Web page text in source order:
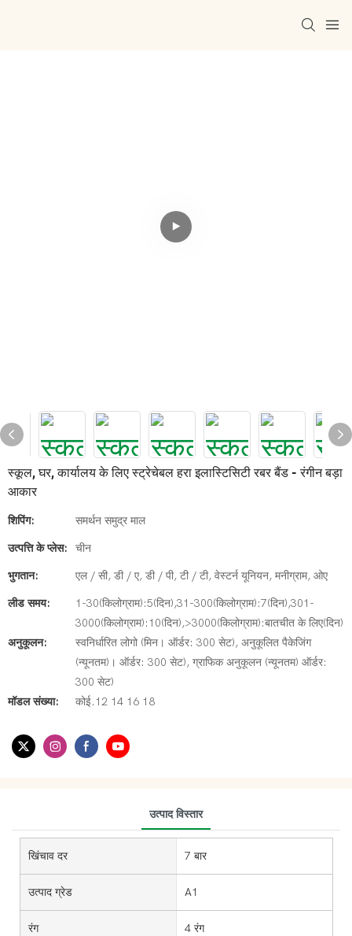
स्कूल, घर, कार्यालय के लिए स्ट्रेचेबल हरा इलास्टिसिटी रबर बैंड - रंगीन बड़ा
आकार
शिपिंग: समर्थन समुद्र माल
उत्पत्ति के प्लेस: चीन
भुगतान: एल / सी, डी / ए, डी / पी, टी / टी, वेस्टर्न यूनियन, मनीग्राम, ओए
लीड समय:
1-30(किलोग्राम):5(दिन),31-300(किलोग्राम):7(दिन),301-
3000(किलोग्राम):10(दिन),>3000(किलोग्राम):बातचीत के लिए(दिन)
अनुकूलन:
स्वनिर्धारित लोगो (मिन। ऑर्डर: 300 सेट), अनुकूलित पैकेजिंग
(न्यूनतम)। ऑर्डर: 300 सेट), ग्राफिक अनुकूलन (न्यूनतम) ऑर्डर:
300 सेट)
मॉडल संख्या:
कोई.12 14 16 18
उत्पाद विस्तार
खिंचाव दर 7 बार
उत्पाद ग्रेड A1
रंग 4 रंग